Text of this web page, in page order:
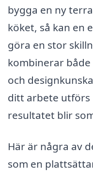
bygga en ny
köket, så kan en
göra en stor
kombinerar
och
ditt arbete utförs
resultatet blir
Här är några av
som en